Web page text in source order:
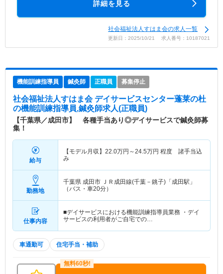
詳細を見る
社会福祉法人すはま会の求人一覧
更新日：2025/10/21 求人番号：10187021
機能訓練指導員 鍼灸師 正職員 募集停止
社会福祉法人すはま会 デイサービスセンター蓬莱の杜
の機能訓練指導員,鍼灸師求人(正職員)
【千葉県／成田市】 各種手当あり◎デイサービスで鍼灸師募
集！
給与
【モデル月収】 22.0万円～24.5万円 程度 諸手当込
み
勤務地
千葉県 成田市 ＪＲ成田線(千葉－銚子)「成田駅」
（バス・車20分）
仕事内容
■デイサービスにおける機能訓練指導員業務 ・デイ
サービスの利用者がご自宅での…
車通勤可 住宅手当・補助